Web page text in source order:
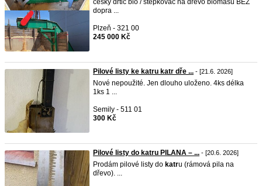
český drtič bio / štěpkovač na dřevo biomasu BEZ
dopra ...
Plzeň - 321 00
245 000 Kč
Pilové listy ke katru katr dře ... - [21.6. 2026]
Nové nepoužité. Jen dlouho uloženo. 4ks délka
1ks 1 ...
Semily - 511 01
300 Kč
Pilové listy do katru PILANA – ... - [20.6. 2026]
Prodám pilové listy do katru (rámová pila na
dřevo). ...